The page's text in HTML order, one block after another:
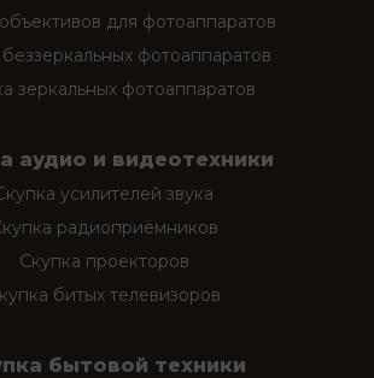
для фотоаппаратов
фотоаппаратов
зеркальных фотоаппаратов
аудио и видеотехники
усилителей звука
радиоприёмников
Скупка проекторов
битых телевизоров
бытовой техники